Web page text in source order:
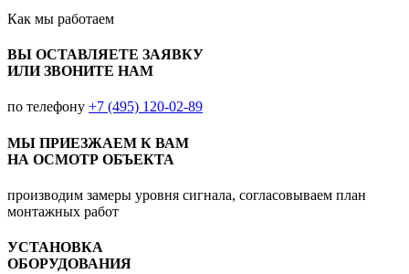
Как мы работаем
ВЫ ОСТАВЛЯЕТЕ ЗАЯВКУ
ИЛИ ЗВОНИТЕ НАМ
по телефону +7 (495) 120-02-89
МЫ ПРИЕЗЖАЕМ К ВАМ
НА ОСМОТР ОБЪЕКТА
производим замеры уровня сигнала, согласовываем план
монтажных работ
УСТАНОВКА
ОБОРУДОВАНИЯ